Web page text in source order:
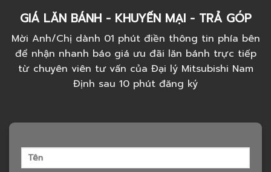
GIÁ LĂN BÁNH - KHUYẾN MẠI - TRẢ GÓP
Mời Anh/Chị dành 01 phút điền thông tin phía bên
để nhận nhanh báo giá ưu đãi lăn bánh trực tiếp
từ chuyên viên tư vấn của Đại lý Mitsubishi Nam
Định sau 10 phút đăng ký